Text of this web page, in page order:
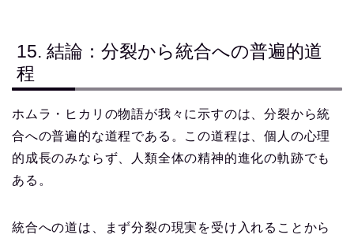
15. 結論：分裂から統合への普遍的道
程
ホムラ・ヒカリの物語が我々に示すのは、分裂から統
合への普遍的な道程である。この道程は、個人の心理
的成長のみならず、人類全体の精神的進化の軌跡でも
ある。
統合への道は、まず分裂の現実を受け入れることから